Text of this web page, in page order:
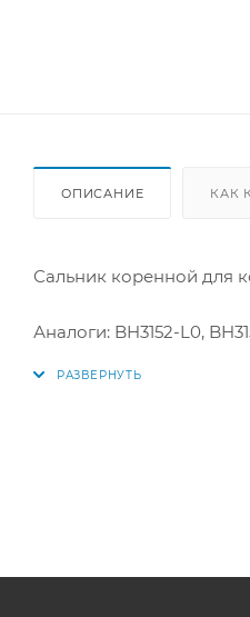
ОПИСАНИЕ КАК
Сальник коренной для
Аналоги: BH3152-L0,